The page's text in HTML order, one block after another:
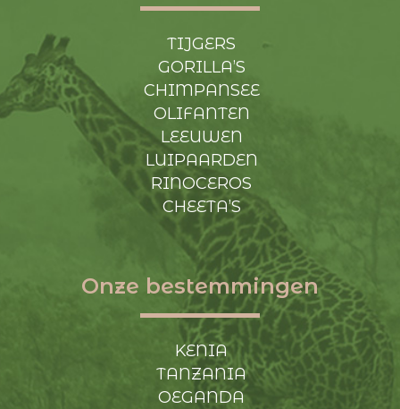
TIJGERS
GORILLA’S
CHIMPANSEE
OLIFANTEN
LEEUWEN
LUIPAARDEN
RINOCEROS
CHEETA’S
Onze bestemmingen
KENIA
TANZANIA
OEGANDA